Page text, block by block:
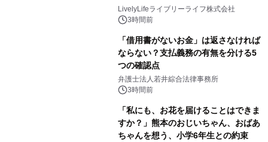
LivelyLifeライブリーライフ株式会社
3時間前
「借用書がないお金」は返さなければ
ならない？支払義務の有無を分ける5
つの確認点
弁護士法人若井綜合法律事務所
3時間前
「私にも、お花を届けることはできま
すか？」熊本のおじいちゃん、おばあ
ちゃんを想う、小学6年生との約束